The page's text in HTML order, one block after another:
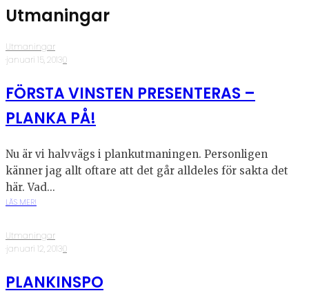
Utmaningar
Utmaningar
·januari 15, 2013·0
FÖRSTA VINSTEN PRESENTERAS –
PLANKA PÅ!
Nu är vi halvvägs i plankutmaningen. Personligen
känner jag allt oftare att det går alldeles för sakta det
här. Vad...
LÄS MER!
Utmaningar
·januari 12, 2013·0
PLANKINSPO